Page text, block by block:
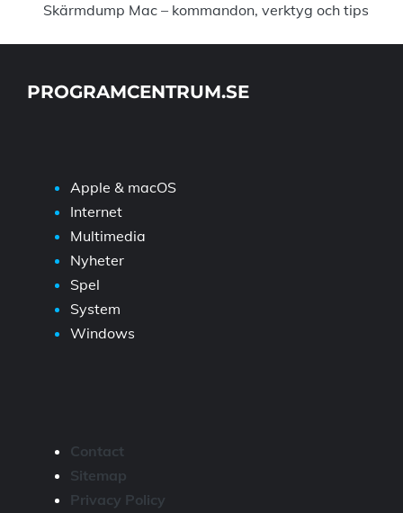
Skärmdump Mac – kommandon, verktyg och tips
PROGRAMCENTRUM.SE
Apple & macOS
Internet
Multimedia
Nyheter
Spel
System
Windows
Contact
Sitemap
Privacy Policy